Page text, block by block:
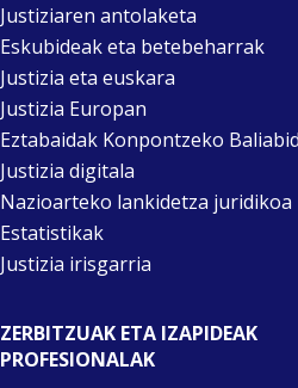
Justiziaren antolaketa
Eskubideak eta betebeharrak
Justizia eta euskara
Justizia Europan
Eztabaidak Konpontzeko
Justizia digitala
Nazioarteko lankidetza juridikoa
Estatistikak
Justizia irisgarria
ZERBITZUAK ETA IZAPIDEAK
PROFESIONALAK